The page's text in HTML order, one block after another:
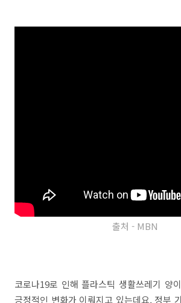
출처 - MBN
코로나19로 인해 플라스틱 생활쓰레기 양
긍정적인 변화가 이뤄지고 있는데요, 정부